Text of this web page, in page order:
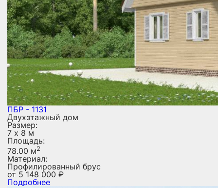
ПБР - 1131
Двухэтажный дом
Размер:
7 х 8 м
Площадь:
78.00 м2
Материал:
Профилированный брус
от 5 148 000 ₽
Подробнее